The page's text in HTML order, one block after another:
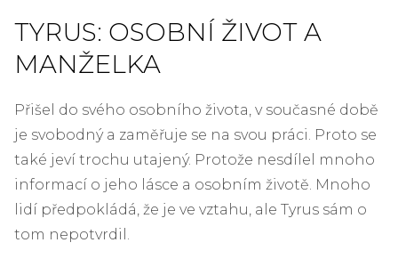
TYRUS: OSOBNÍ ŽIVOT A
MANŽELKA
Přišel do svého osobního života, v současné době
je svobodný a zaměřuje se na svou práci. Proto se
také jeví trochu utajený. Protože nesdílel mnoho
informací o jeho lásce a osobním životě. Mnoho
lidí předpokládá, že je ve vztahu, ale Tyrus sám o
tom nepotvrdil.